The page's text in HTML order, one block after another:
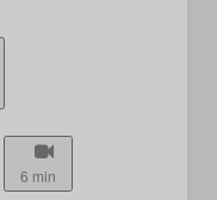
6 min